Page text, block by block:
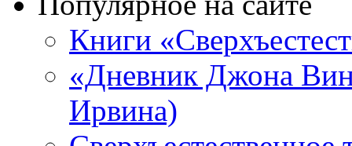
Книги
«Дневник Джона
Ирвина)